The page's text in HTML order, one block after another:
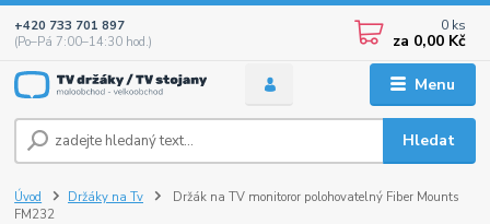
Menu
Hledat
+420 733 701 897
(Po–Pá 7:00–14:30 hod.)
0 ks
za 0,00 Kč
Úvod Držáky na Tv
Držák na TV monitoror polohovatelný Fiber Mounts
FM232